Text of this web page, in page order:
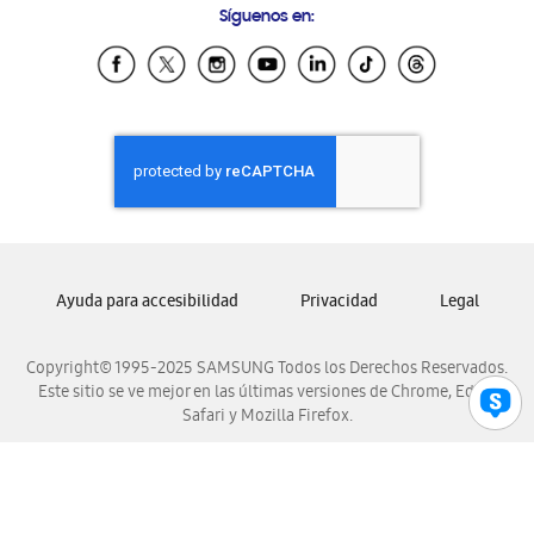
Samsung Ecuador
Samsung El Salvador
Samsung Honduras
Samsung Nicaragua
Samsung Panamá
Samsung Venezuela
Síguenos en:
Copyright© 1995-2025 SAMSUNG Todos los Derechos Reservados.
Este sitio se ve mejor en las últimas versiones de Chrome, Edge,
Safari y Mozilla Firefox.
Ayuda para accesibilidad Privacidad Legal